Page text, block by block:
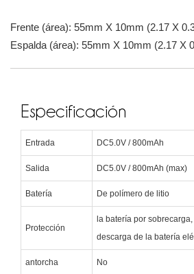
Frente (área): 55mm X 10mm (2.17 X
Espalda (área): 55mm X 10mm (2.17 X
Especificación
Entrada DC5.0V / 800mAh
Salida DC5.0V / 800mAh (max)
Batería De polímero de litio
Protección
la batería por
descarga de la batería
antorcha No